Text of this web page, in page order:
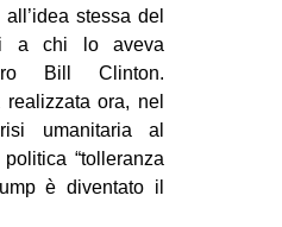
all’idea stessa del
a chi lo aveva
Bill Clinton.
ora, nel
umanitaria al
“tolleranza
è diventato il